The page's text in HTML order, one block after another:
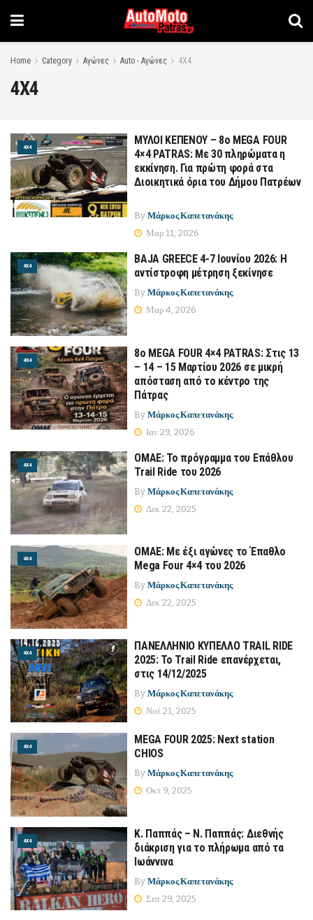
Home Category Αγώνες Auto - Αγώνες 4Χ4
4Χ4
4Χ4
ΜΥΛΟΙ ΚΕΠΕΝΟΥ – 8ο MEGA FOUR
4×4 PATRAS: Με 30 πληρώματα η
εκκίνηση. Για πρώτη φορά στα
Διοικητικά όρια του Δήμου Πατρέων
By Μάρκος Καπετανάκης
Μαρ 11, 2026
4Χ4
BAJA GREECE 4-7 Ιουνίου 2026: Η
αντίστροφη μέτρηση ξεκίνησε
By Μάρκος Καπετανάκης
Μαρ 4, 2026
4Χ4
8ο MEGA FOUR 4×4 PATRAS: Στις 13
– 14 – 15 Μαρτίου 2026 σε μικρή
απόσταση από το κέντρο της
Πάτρας
By Μάρκος Καπετανάκης
Ιαν 29, 2026
4Χ4
ΟΜΑΕ: Το πρόγραμμα του Επάθλου
Trail Ride του 2026
By Μάρκος Καπετανάκης
Δεκ 22, 2025
4Χ4
ΟΜΑΕ: Με έξι αγώνες το Έπαθλο
Mega Four 4×4 του 2026
By Μάρκος Καπετανάκης
Δεκ 22, 2025
4Χ4
ΠΑΝΕΛΛΗΝΙΟ ΚΥΠΕΛΛΟ TRAIL RIDE
2025: Το Trail Ride επανέρχεται,
στις 14/12/2025
By Μάρκος Καπετανάκης
Νοέ 21, 2025
4Χ4
MEGA FOUR 2025: Next station
CHIOS
By Μάρκος Καπετανάκης
Οκτ 9, 2025
4Χ4
Κ. Παππάς – Ν. Παππάς: Διεθνής
διάκριση για το πλήρωμα από τα
Ιωάννινα
By Μάρκος Καπετανάκης
Σεπ 29, 2025